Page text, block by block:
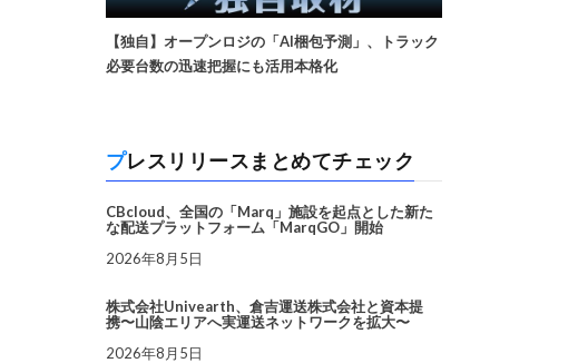
【独自】オープンロジの「AI梱包予測」、トラック
必要台数の迅速把握にも活用本格化
プレスリリースまとめてチェック
CBcloud、全国の「Marq」施設を起点とした新た
な配送プラットフォーム「MarqGO」開始
2026年8月5日
株式会社Univearth、倉吉運送株式会社と資本提
携〜山陰エリアへ実運送ネットワークを拡大〜
2026年8月5日